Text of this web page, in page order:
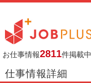
お仕事情報2811件掲載中
仕事情報詳細